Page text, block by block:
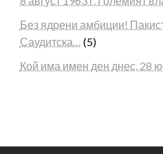
Без ядрени амбиции!
Саудитска… (5)
Кой има имен ден днес, 28